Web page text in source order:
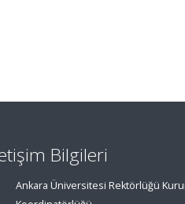
Bilgileri
Ankara Üniversitesi Rektörlüğü